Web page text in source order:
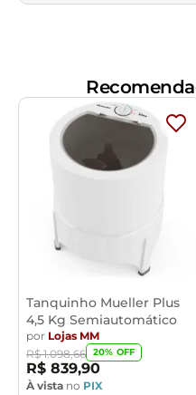
Tanquinho Mueller Plus
4,5 Kg Semiautomático
por Lojas MM
R$ 1.098,66 20% OFF
R$ 839,90
À vista no PIX